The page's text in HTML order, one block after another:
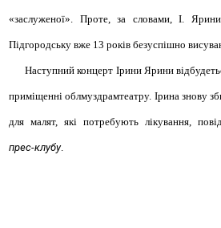
«заслуженої». Проте, за словами, І.
Підгородську вже 13 років безуспішно
Наступний концерт Ірини Ярини
приміщенні облмуздрамтеатру. Ірина знову
для малят, які потребують лікування,
прес-клубу.